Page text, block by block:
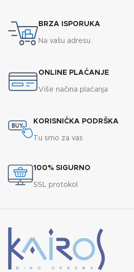
BRZA ISPORUKA
Na vašu adresu
ONLINE PLAĆANJE
Više načina plaćanja
KORISNIČKA PODRŠKA
Tu smo za vas
100% SIGURNO
SSL protokol